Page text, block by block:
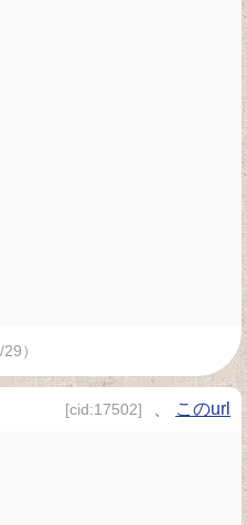
）
[cid:17502] このurl